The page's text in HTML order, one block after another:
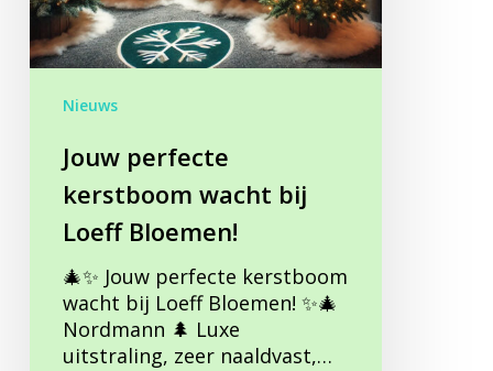
Nieuws
Jouw perfecte
kerstboom wacht bij
Loeff Bloemen!
🎄✨ Jouw perfecte kerstboom
wacht bij Loeff Bloemen! ✨🎄
Nordmann 🌲 Luxe
uitstraling, zeer naaldvast,…